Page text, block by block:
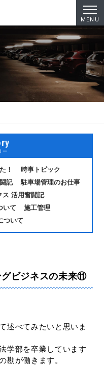
ー
！
時事トピック
記
駐車場管理のお仕事
ス 活用奮闘記
いて
施工管理
ついて
グビジネスの未来⑪
述べてみたいと思いま
学部を卒業しています
勘が働きます。
MENU